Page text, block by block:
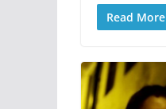
Read More